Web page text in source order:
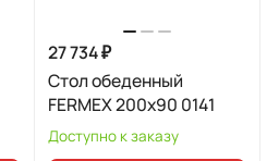
27 734 ₽
Стол обеденный
FERMEX 200x90 0141
Доступно к заказу